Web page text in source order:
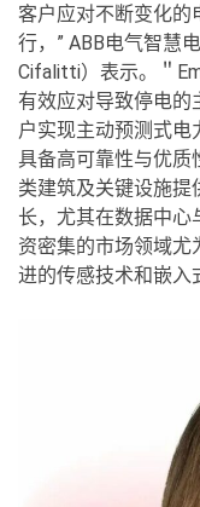
客户应对不断变化
行，” ABB电气智慧
Cifalitti）表示。＂
有效应对导致停电
户实现主动预测式电
具备高可靠性与优质
类建筑及关键设施提
长，尤其在数据中心
资密集的市场领域
进的传感技术和嵌入